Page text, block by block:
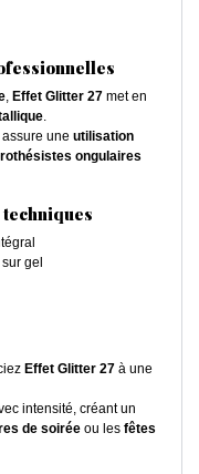
, Effet Glitter 27 met en
.
une utilisation
ongulaires
techniques
gel
Effet Glitter 27 à une
intensité, créant un
de soirée ou les fêtes